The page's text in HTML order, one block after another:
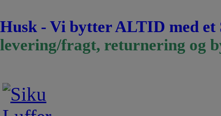
Husk - Vi bytter ALTID med
levering/fragt, returnering og